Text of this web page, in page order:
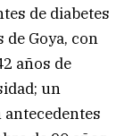
de diabetes
Goya, con
años de
un
antecedentes